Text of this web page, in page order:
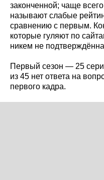
законченной; чаще
называют слабые
сравнению с первым.
которые гуляют по
никем не
Первый сезон — 25
из 45 нет ответа на
первого кадра.